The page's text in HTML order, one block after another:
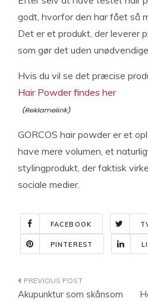
godt, hvorfor den har fået så
Det er et produkt, der leverer
som gør det uden
Hvis du vil se det præcise
Hair Powder findes her
GORCOS hair powder er et
have mere volumen, et
stylingprodukt, der faktisk
sociale medier.
FACEBOOK
PINTEREST
Indlægsnavigation
Akupunktur som skånsom